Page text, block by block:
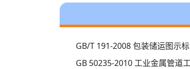
GB/T 191-2008 包装储运图示
GB 50235-2010 工业金属管道